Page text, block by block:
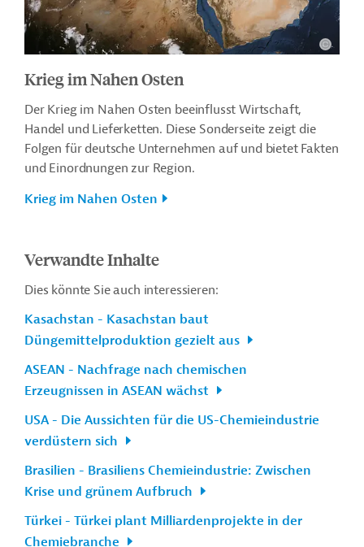
Krieg im Nahen Osten
Der Krieg im Nahen Osten beeinflusst Wirtschaft,
Handel und Lieferketten. Diese Sonderseite zeigt die
Folgen für deutsche Unternehmen auf und bietet Fakten
und Einordnungen zur Region.
Krieg im Nahen Osten
Verwandte Inhalte
Dies könnte Sie auch interessieren:
Kasachstan - Kasachstan baut
Düngemittelproduktion gezielt aus
ASEAN - Nachfrage nach chemischen
Erzeugnissen in ASEAN wächst
USA - Die Aussichten für die US-Chemieindustrie
verdüstern sich
Brasilien - Brasiliens Chemieindustrie: Zwischen
Krise und grünem Aufbruch
Türkei - Türkei plant Milliardenprojekte in der
Chemiebranche